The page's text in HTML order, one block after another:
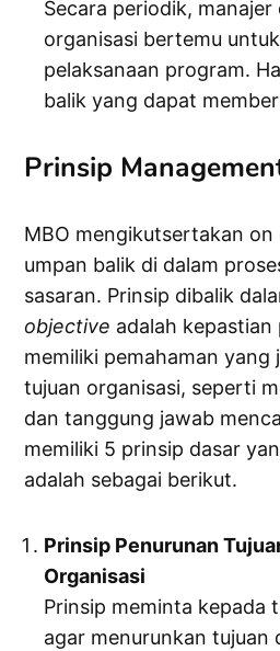
Secara periodik,
organisasi bertemu
pelaksanaan program.
balik yang dapat
Prinsip
MBO mengikutsertakan
umpan balik di dalam
sasaran. Prinsip dibalik
objective adalah
memiliki pemahaman yang
tujuan organisasi, seperti
dan tanggung jawab
memiliki 5 prinsip dasar
adalah sebagai berikut.
Prinsip Penurunan
Organisasi
Prinsip meminta kepada
agar menurunkan tujuan